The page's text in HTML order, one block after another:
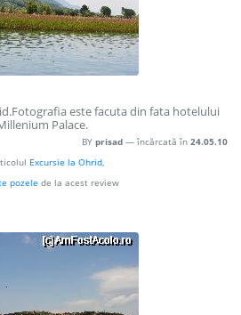
este facuta din fata hotelului
Palace.
BY prisad — încărcată în 24.05.10
Excursie la Ohrid,
pozele de la acest review